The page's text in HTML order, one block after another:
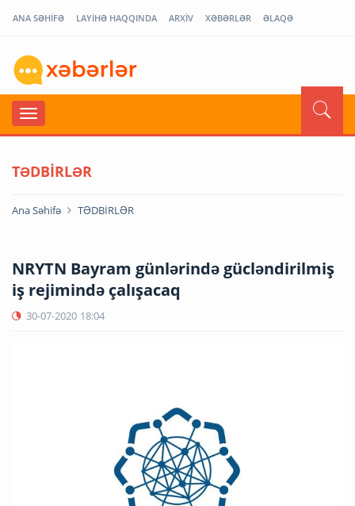
ANA SƏHİFƏ LAYİHƏ HAQQINDA ARXİV XƏBƏRLƏR ƏLAQƏ
TƏDBİRLƏR
Ana Səhifə TƏDBİRLƏR
NRYTN Bayram günlərində gücləndirilmiş
iş rejimində çalışacaq
30-07-2020 18:04